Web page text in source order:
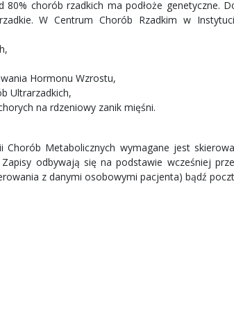
80% chorób rzadkich ma podłoże genetyczne.
W Centrum Chorób Rzadkim w
Hormonu Wzrostu,
Ultrarzadkich,
na rdzeniowy zanik mięśni.
Chorób Metabolicznych wymagane jest
odbywają się na podstawie wcześniej
z danymi osobowymi pacjenta) bądź